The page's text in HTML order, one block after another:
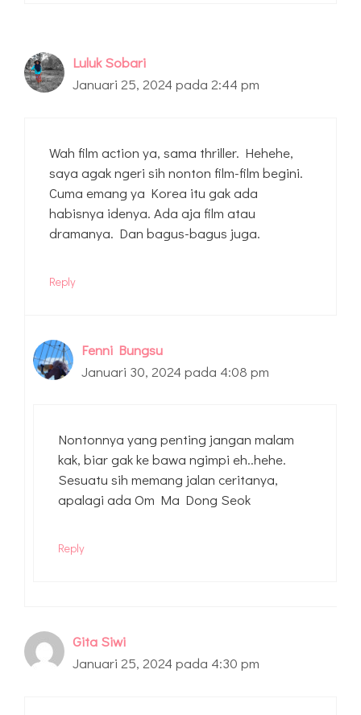
Luluk Sobari
Januari 25, 2024 pada 2:44 pm
Wah film action ya, sama thriller. Hehehe,
saya agak ngeri sih nonton film-film begini.
Cuma emang ya Korea itu gak ada
habisnya idenya. Ada aja film atau
dramanya. Dan bagus-bagus juga.
Reply
Fenni Bungsu
Januari 30, 2024 pada 4:08 pm
Nontonnya yang penting jangan malam
kak, biar gak ke bawa ngimpi eh..hehe.
Sesuatu sih memang jalan ceritanya,
apalagi ada Om Ma Dong Seok
Reply
Gita Siwi
Januari 25, 2024 pada 4:30 pm